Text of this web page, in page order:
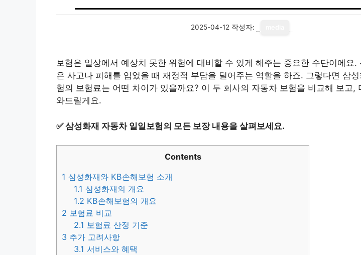
2025-04-12 작성자:
보험은 일상에서 예상치 못한 위험에 대비할 수 있게 해주는 중요한 수단이에요.
은 사고나 피해를 입었을 때 재정적 부담을 덜어주는 역할을 하죠. 그렇다면 삼
험의 보험료는 어떤 차이가 있을까요? 이 두 회사의 자동차 보험을 비교해 보고,
와드릴게요.
✅삼성화재 자동차 일일보험의 모든 보장 내용을 살펴보세요.
Contents
1 삼성화재와 KB손해보험 소개
1.1 삼성화재의 개요
1.2 KB손해보험의 개요
2 보험료 비교
2.1 보험료 산정 기준
3 추가 고려사항
3.1 서비스와 혜택